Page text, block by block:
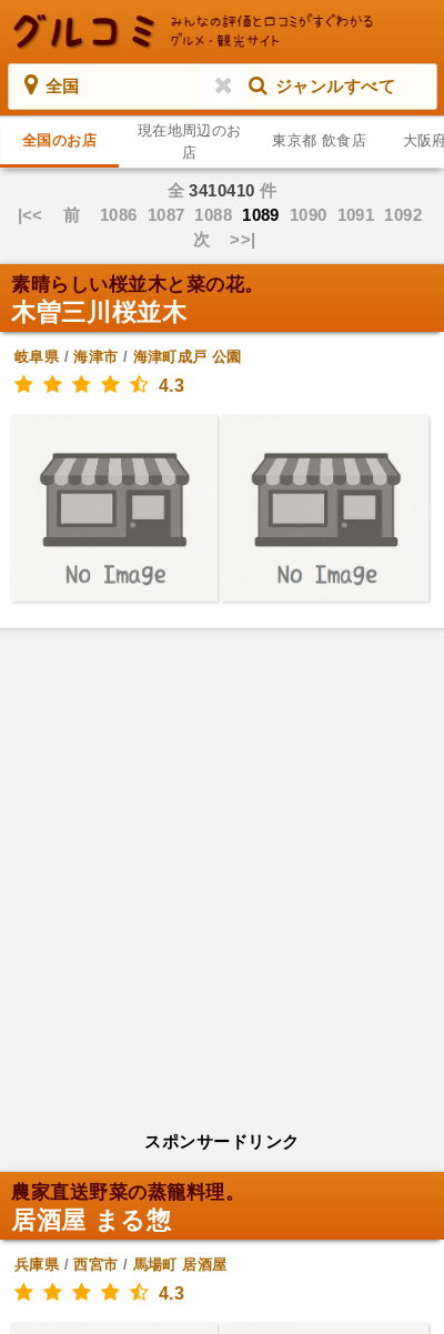
全国 ジャンルすべて
全国のお店
現在地周辺のお
店
東京都 飲食店 大阪
全3410410 件
|<<
前 1086 1087 1088 1089 1090 1091 1092
次
>>|
素晴らしい桜並木と菜の花。
木曽三川桜並木
岐阜県/海津市 / 海津町成戸 公園
4.3
スポンサードリンク
農家直送野菜の蒸籠料理。
居酒屋 まる惣
兵庫県/西宮市 / 馬場町 居酒屋
4.3